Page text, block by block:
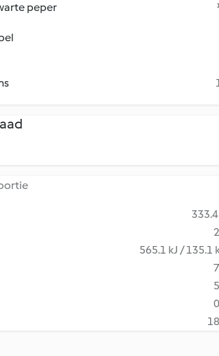
peper
565.1 kJ / 135.1